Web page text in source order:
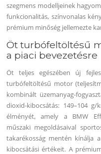
szegmens modelljeinek
funkcionalitás, színvonalas
prémium minőség jellemezte
Öt turbófeltöltésű
a piaci bevezetésre
Öt teljes egészében új
turbófeltöltésű motor
kombinált üzemanyag-
dioxid-kibocsátás: 149–104
élményét, amely a BMW
műszaki megoldásaival
takarékosság mentén kínálja
kibocsátási értékeit. A